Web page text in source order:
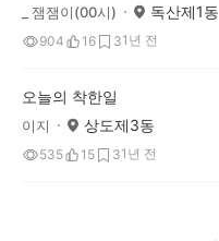
_ 잼잼이(00시) 독산제1동
904 16 31년 전
오늘의 착한일
이지 상도제3동
535 15 31년 전